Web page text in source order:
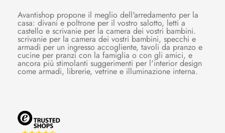
Avantishop propone il meglio dell'arredamento per la
casa: divani e poltrone per il vostro salotto, letti a
castello e scrivanie per la camera dei vostri bambini.
scrivanie per la camera dei vostri bambini, specchi e
armadi per un ingresso accogliente, tavoli da pranzo e
cucine per pranzi con la famiglia o con gli amici, e
ancora più stimolanti suggerimenti per l'interior design
come armadi, librerie, vetrine e illuminazione interna.